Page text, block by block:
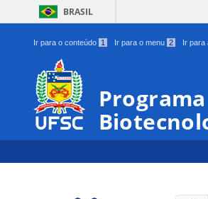
BRASIL
Ir para o conteúdo 1 Ir para o menu 2 Ir para